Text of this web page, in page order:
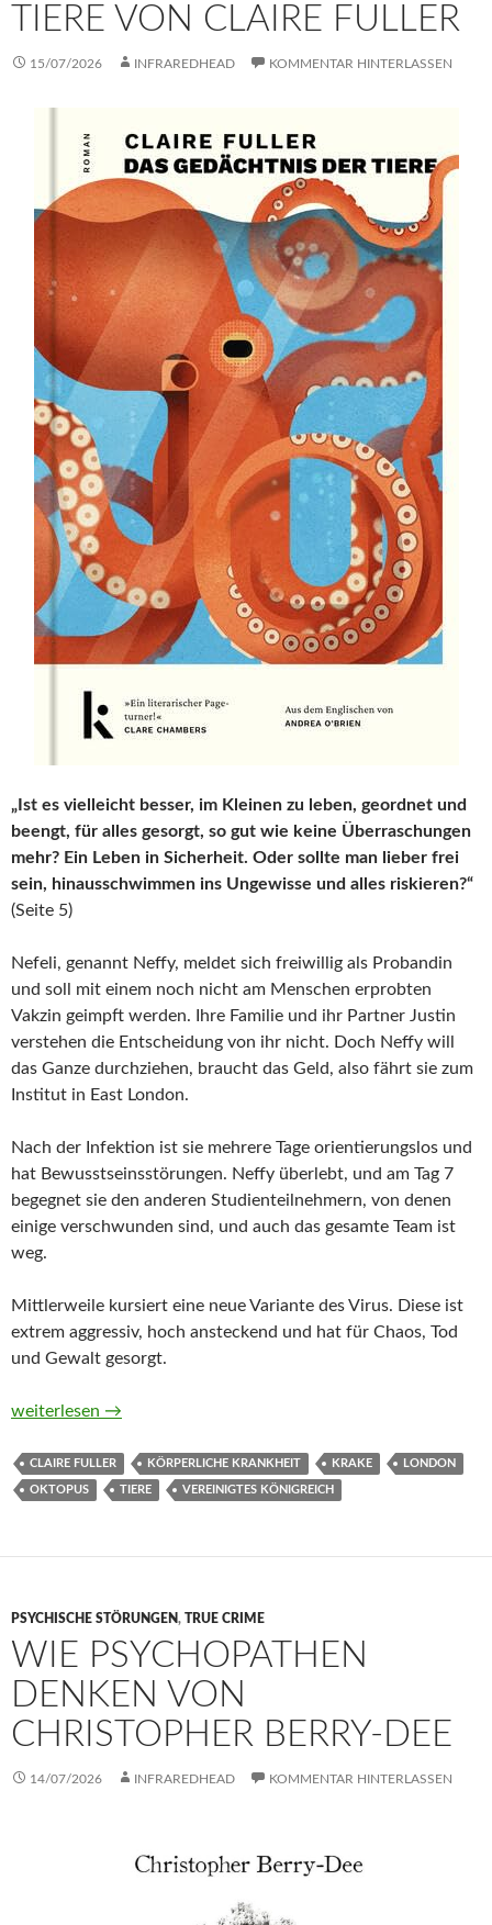
TIERE VON CLAIRE FULLER
15/07/2026 INFRAREDHEAD KOMMENTAR HINTERLASSEN
„Ist es vielleicht besser, im Kleinen zu leben, geordnet und
beengt, für alles gesorgt, so gut wie keine Überraschungen
mehr? Ein Leben in Sicherheit. Oder sollte man lieber frei
sein, hinausschwimmen ins Ungewisse und alles riskieren?“
(Seite 5)
Nefeli, genannt Neffy, meldet sich freiwillig als Probandin
und soll mit einem noch nicht am Menschen erprobten
Vakzin geimpft werden. Ihre Familie und ihr Partner Justin
verstehen die Entscheidung von ihr nicht. Doch Neffy will
das Ganze durchziehen, braucht das Geld, also fährt sie zum
Institut in East London.
Nach der Infektion ist sie mehrere Tage orientierungslos und
hat Bewusstseinsstörungen. Neffy überlebt, und am Tag 7
begegnet sie den anderen Studienteilnehmern, von denen
einige verschwunden sind, und auch das gesamte Team ist
weg.
Mittlerweile kursiert eine neue Variante des Virus. Diese ist
extrem aggressiv, hoch ansteckend und hat für Chaos, Tod
und Gewalt gesorgt.
Das Gedächtnis der Tiere von Claire Fuller
weiterlesen →
CLAIRE FULLER KÖRPERLICHE KRANKHEIT KRAKE LONDON
OKTOPUS TIERE VEREINIGTES KÖNIGREICH
PSYCHISCHE STÖRUNGEN, TRUE CRIME
WIE PSYCHOPATHEN
DENKEN VON
CHRISTOPHER BERRY-DEE
14/07/2026 INFRAREDHEAD KOMMENTAR HINTERLASSEN